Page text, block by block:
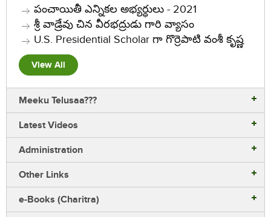
పంచాయితీ ఎన్నికల అభ్యర్ధులు - 2021
శ్రీ వాడ్రేవు చిన వీరభద్రుడు గారి వ్యాసం
U.S. Presidential Scholar గా గొర్రెపాటి వంశీ కృష్ణ
View All
Meeku Telusaa???
Latest Videos
Administration
Other Links
e-Books (Charitra)